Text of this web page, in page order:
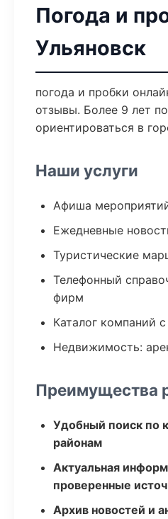
Погода и
Ульяновск
погода и пробки
отзывы. Более 9 лет
ориентироваться в
Наши услуги
Афиша
Ежедневные
Туристические
Телефонный
фирм
Каталог компаний
Недвижимость:
Преимущества
Удобный поиск по
районам
Актуальная
проверенные
Архив новостей и